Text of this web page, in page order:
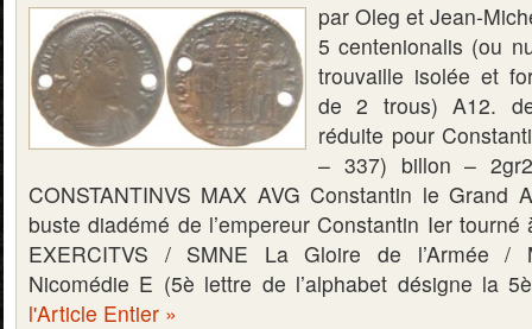
par Oleg et Jean-
5 centenionalis (ou
trouvaille isolée et
de 2 trous) A12.
réduite pour
– 337) billon –
CONSTANTINVS MAX AVG Constantin le Grand
buste diadémé de l’empereur Constantin Ier
EXERCITVS / SMNE La Gloire de l’Armée /
Nicomédie E (5è lettre de l’alphabet désigne la
l'Article Entier »